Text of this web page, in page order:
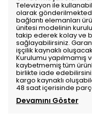
Televizyon ile
olarak
bağlantı elemanları
ünitesi modelinin
takip ederek kolay ve
sağlayabilirsiniz.
işçilik kaynaklı
Kurulumu yapılmamış
kaybetmemiş tüm
birlikte iade
kargo kaynaklı
48 saat içerisinde
Devamını Göster